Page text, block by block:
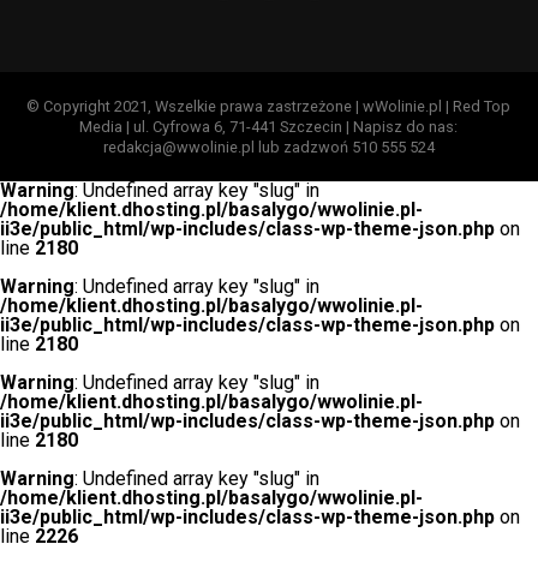
© Copyright 2021, Wszelkie prawa zastrzeżone | wWolinie.pl | Red Top
Media | ul. Cyfrowa 6, 71-441 Szczecin | Napisz do nas:
redakcja@wwolinie.pl lub zadzwoń 510 555 524
Warning: Undefined array key "slug" in
/home/klient.dhosting.pl/basalygo/wwolinie.pl-
ii3e/public_html/wp-includes/class-wp-theme-json.php on
line 2180
Warning: Undefined array key "slug" in
/home/klient.dhosting.pl/basalygo/wwolinie.pl-
ii3e/public_html/wp-includes/class-wp-theme-json.php on
line 2180
Warning: Undefined array key "slug" in
/home/klient.dhosting.pl/basalygo/wwolinie.pl-
ii3e/public_html/wp-includes/class-wp-theme-json.php on
line 2180
Warning: Undefined array key "slug" in
/home/klient.dhosting.pl/basalygo/wwolinie.pl-
ii3e/public_html/wp-includes/class-wp-theme-json.php on
line 2226